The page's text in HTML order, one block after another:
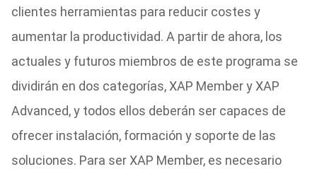
clientes herramientas para reducir costes y
aumentar la productividad. A partir de ahora, los
actuales y futuros miembros de este programa se
dividirán en dos categorías, XAP Member y XAP
Advanced, y todos ellos deberán ser capaces de
ofrecer instalación, formación y soporte de las
soluciones. Para ser XAP Member, es necesario